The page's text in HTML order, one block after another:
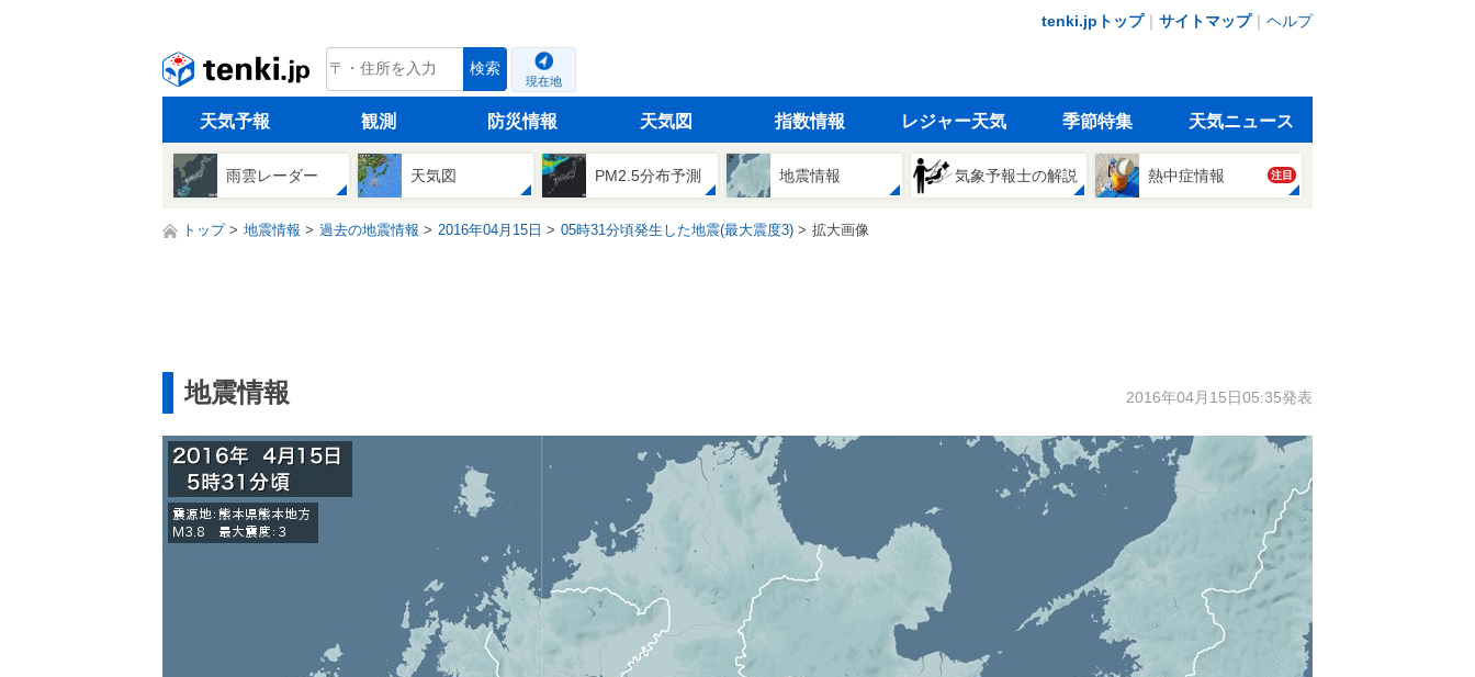
tenki.jpトップ｜ サイトマップ｜ ヘルプ
tenki.jp 検索
現在地
天気予報 観測 防災情報 天気図 指数情報 レジャー天気 季節特集 天気ニュース
雨雲レーダー 天気図 PM2.5分布予測 地震情報 気象予報士の解説 熱中症情報 注目
トップ 地震情報 過去の地震情報 2016年04月15日 05時31分頃発生した地震(最大震度3) 拡大画像
地震情報 2016年04月15日05:35発表